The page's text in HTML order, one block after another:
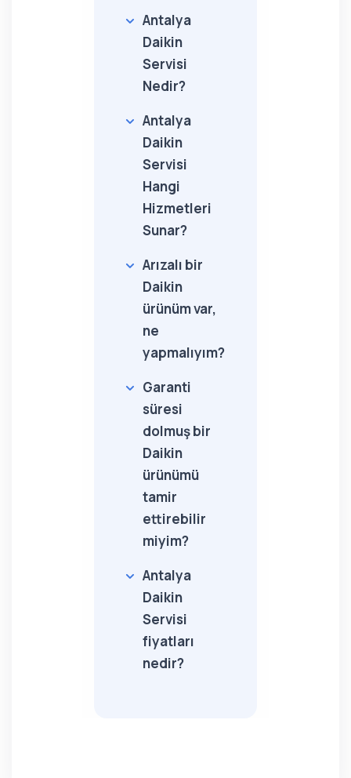
Antalya
Daikin
Servisi
Nedir?
Antalya
Daikin
Servisi
Hangi
Hizmetleri
Sunar?
Arızalı bir
Daikin
ürünüm var,
ne
yapmalıyım?
Garanti
süresi
dolmuş bir
Daikin
ürünümü
tamir
ettirebilir
miyim?
Antalya
Daikin
Servisi
fiyatları
nedir?